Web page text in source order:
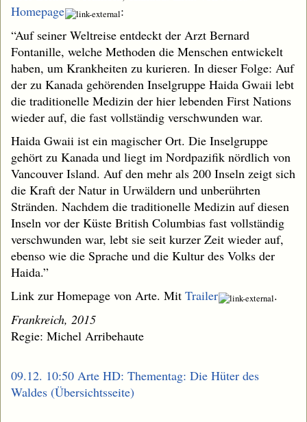
Homepage
:
“Auf seiner Weltreise entdeckt der Arzt Bernard
Fontanille, welche Methoden die Menschen entwickelt
haben, um Krankheiten zu kurieren. In dieser Folge: Auf
der zu Kanada gehörenden Inselgruppe Haida Gwaii lebt
die traditionelle Medizin der hier lebenden First Nations
wieder auf, die fast vollständig verschwunden war.
Haida Gwaii ist ein magischer Ort. Die Inselgruppe
gehört zu Kanada und liegt im Nordpazifik nördlich von
Vancouver Island. Auf den mehr als 200 Inseln zeigt sich
die Kraft der Natur in Urwäldern und unberührten
Stränden. Nachdem die traditionelle Medizin auf diesen
Inseln vor der Küste British Columbias fast vollständig
verschwunden war, lebt sie seit kurzer Zeit wieder auf,
ebenso wie die Sprache und die Kultur des Volks der
Haida.”
Link zur Homepage von Arte. Mit Trailer
.
Frankreich, 2015
Regie: Michel Arribehaute
09.12. 10:50 Arte HD: Thementag: Die Hüter des
Waldes (Übersichtsseite)